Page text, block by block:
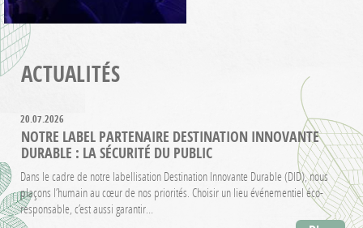
ACTUALITÉS
20.07.2026
NOTRE LABEL PARTENAIRE DESTINATION INNOVANTE
DURABLE : LA SÉCURITÉ DU PUBLIC
Dans le cadre de notre labellisation Destination Innovante Durable (DID), nous
plaçons l’humain au cœur de nos priorités. Choisir un lieu événementiel éco-
responsable, c’est aussi garantir…